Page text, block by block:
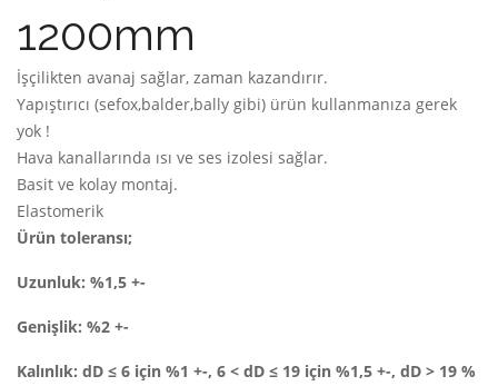
1200mm
İşçilikten avanaj sağlar, zaman kazandırır.
Yapıştırıcı (sefox,balder,bally gibi) ürün kullanmanıza gerek
yok !
Hava kanallarında ısı ve ses izolesi sağlar.
Basit ve kolay montaj.
Elastomerik
Ürün toleransı;
Uzunluk: %1,5 +-
Genişlik: %2 +-
Kalınlık: dD ≤ 6 için %1 +-, 6 < dD ≤ 19 için %1,5 +-, dD > 19 %